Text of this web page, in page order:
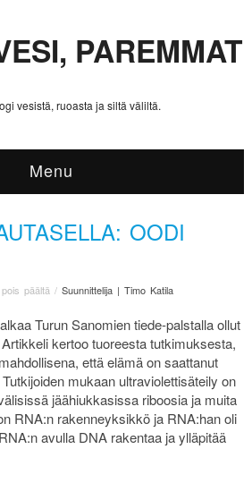
PAREMMAT
vesistä, ruoasta ja siltä väliltä.
Menu
OODI
päältä / Suunnittelija | Timo Katila
Turun Sanomien tiede-palstalla ollut
kertoo tuoreesta tutkimuksesta,
että elämä on saattanut
mukaan ultraviolettisäteily on
jäähiukkasissa riboosia ja muita
RNA:n rakenneyksikkö ja RNA:han oli
avulla DNA rakentaa ja ylläpitää